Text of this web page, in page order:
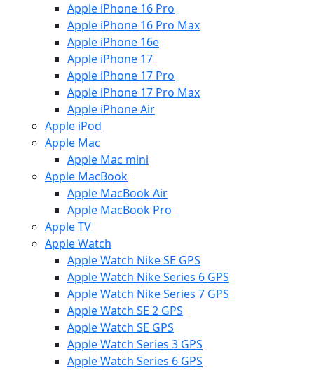
Apple iPhone 16 Pro
Apple iPhone 16 Pro Max
Apple iPhone 16e
Apple iPhone 17
Apple iPhone 17 Pro
Apple iPhone 17 Pro Max
Apple iPhone Air
Apple iPod
Apple Mac
Apple Mac mini
Apple MacBook
Apple MacBook Air
Apple MacBook Pro
Apple TV
Apple Watch
Apple Watch Nike SE GPS
Apple Watch Nike Series 6 GPS
Apple Watch Nike Series 7 GPS
Apple Watch SE 2 GPS
Apple Watch SE GPS
Apple Watch Series 3 GPS
Apple Watch Series 6 GPS